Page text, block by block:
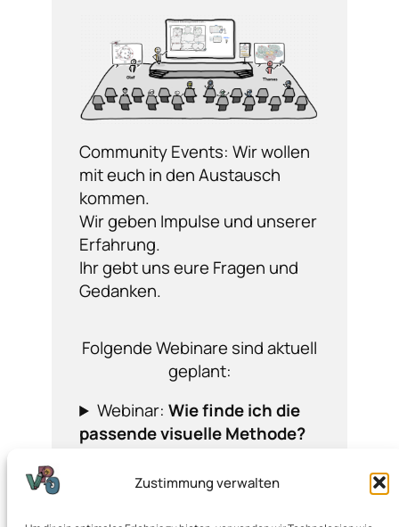
Zustimmung verwalten
Community Events: Wir wollen
mit euch in den Austausch
kommen.
Wir geben Impulse und unserer
Erfahrung.
Ihr gebt uns eure Fragen und
Gedanken.
Folgende Webinare sind aktuell
geplant:
Webinar:Wie finde ich die
passende visuelle Methode?
Entscheidung – oder nur